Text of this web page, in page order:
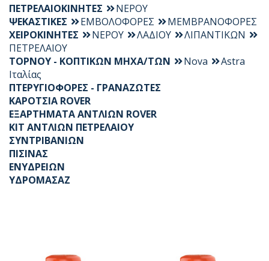
ΠΕΤΡΕΛΑΙΟΚΙΝΗΤΕΣ
ΝΕΡΟΥ
ΨΕΚΑΣΤΙΚΕΣ
ΕΜΒΟΛΟΦΟΡΕΣ
ΜΕΜΒΡΑΝΟΦΟΡΕΣ
ΧΕΙΡΟΚΙΝΗΤΕΣ
ΝΕΡΟΥ ΛΑΔΙΟΥ
ΛΙΠΑΝΤΙΚΩΝ
ΠΕΤΡΕΛΑΙΟΥ
ΤΟΡΝΟΥ - ΚΟΠΤΙΚΩΝ ΜΗΧΑ/ΤΩΝ
Nova
Astra
Ιταλίας
ΠΤΕΡΥΓΙΟΦΟΡΕΣ - ΓΡΑΝΑΖΩΤΕΣ
ΚΑΡΟΤΣΙΑ ROVER
ΕΞΑΡΤΗΜΑΤΑ ΑΝΤΛΙΩΝ ROVER
KIT ΑΝΤΛΙΩΝ ΠΕΤΡΕΛΑΙΟΥ
ΣΥΝΤΡΙΒΑΝΙΩΝ
ΠΙΣΙΝΑΣ
ΕΝΥΔΡΕΙΩΝ
ΥΔΡΟΜΑΣΑΖ